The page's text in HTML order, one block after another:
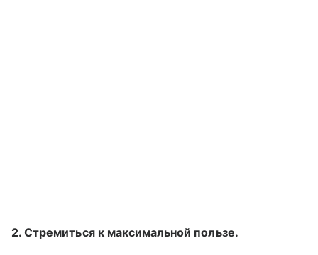
2. Стремиться к максимальной пользе.